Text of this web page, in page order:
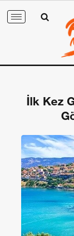
Toggle
İlk Kez